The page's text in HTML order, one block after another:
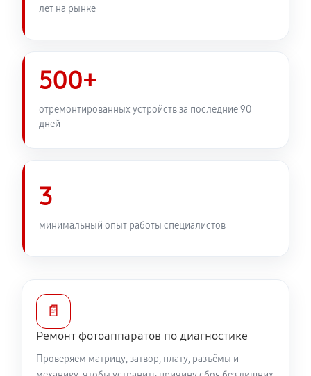
3280 руб
Замена задней панели
Замена диска управления
Юстировка фотоаппарата Canon EOS 550D
лет на рынке
500+
отремонтированных устройств за последние 90
дней
3
минимальный опыт работы специалистов
📄
Ремонт фотоаппаратов по диагностике
Проверяем матрицу, затвор, плату, разъёмы и